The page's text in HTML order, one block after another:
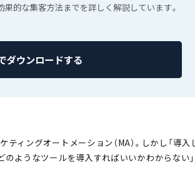
的な集客方法までを詳しく解説しています。
ダウンロードする
ィングオートメーション（MA）。しかし「導入
のようなツールを導入すればいいかわからない